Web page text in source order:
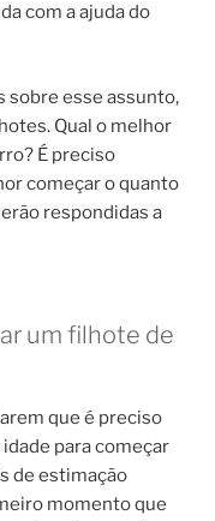
com a ajuda do
sobre esse assunto,
Qual o melhor
É preciso
começar o quanto
respondidas a
um filhote de
que é preciso
para começar
de estimação
momento que